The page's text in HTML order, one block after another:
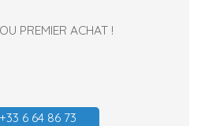
PREMIER ACHAT !
+33 6 64 86 73